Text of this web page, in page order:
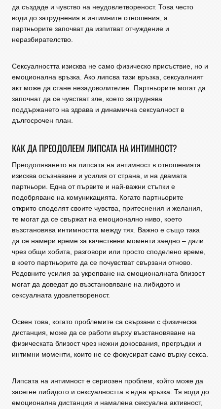
да създаде и чувство на неудовлетвореност. Това често
води до затруднения в интимните отношения, а
партньорите започват да изпитват отчуждение и
неразбирателство.
Сексуалността изисква не само физическо присъствие, но и
емоционална връзка. Ако липсва тази връзка, сексуалният
акт може да стане незадоволителен. Партньорите могат да
започнат да се чувстват зле, което затруднява
поддържането на здрава и динамична сексуалност в
дългосрочен план.
КАК ДА ПРЕОДОЛЕЕМ ЛИПСАТА НА ИНТИМНОСТ?
Преодоляването на липсата на интимност в отношенията
изисква осъзнаване и усилия от страна, и на двамата
партньори. Една от първите и най-важни стъпки е
подобряване на комуникацията. Когато партньорите
открито споделят своите чувства, притеснения и желания,
те могат да се свържат на емоционално ниво, което
възстановява интимността между тях. Важно е също така
да се намери време за качествени моменти заедно – дали
чрез общи хобита, разговори или просто споделено време,
в което партньорите да се почувстват свързани отново.
Редовните усилия за укрепване на емоционалната близост
могат да доведат до възстановяване на либидото и
сексуалната удовлетвореност.
Освен това, когато проблемите са свързани с физическа
дистанция, може да се работи върху възстановяване на
физическата близост чрез нежни докосвания, прегръдки и
интимни моменти, които не се фокусират само върху секса.
Липсата на интимност е сериозен проблем, който може да
засегне либидото и сексуалността в една връзка. Тя води до
емоционална дистанция и намалена сексуална активност,